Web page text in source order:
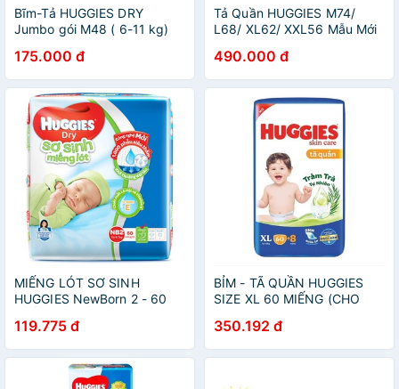
Bĩm-Tả HUGGIES DRY
Jumbo gói M48 ( 6-11 kg)
175.000 đ
Tả Quần HUGGIES M74/
L68/ XL62/ XXL56 Mẫu Mới
490.000 đ
MIẾNG LÓT SƠ SINH
HUGGIES NewBorn 2 - 60
119.775 đ
BỈM - TÃ QUẦN HUGGIES
SIZE XL 60 MIẾNG (CHO
350.192 đ